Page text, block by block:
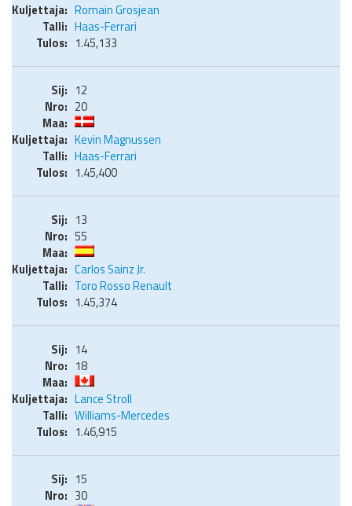
Romain Grosjean
Haas-Ferrari
1.45,133
12
20
Kevin Magnussen
Haas-Ferrari
1.45,400
13
55
Carlos Sainz Jr.
Toro Rosso Renault
1.45,374
14
18
Lance Stroll
Williams-Mercedes
1.46,915
15
30